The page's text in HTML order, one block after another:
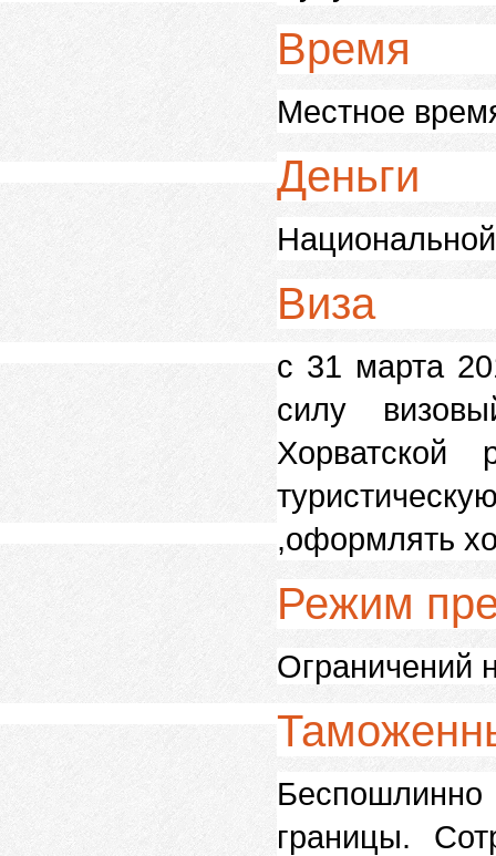
Время
Местное
Деньги
Виза
с 31 марта
силу
Хорватской
,оформлять
Режим
Ограничений
границы.